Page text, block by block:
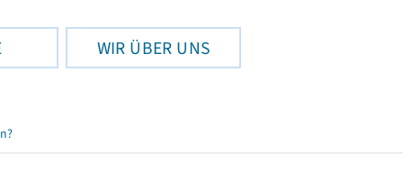
WIR ÜBER UNS